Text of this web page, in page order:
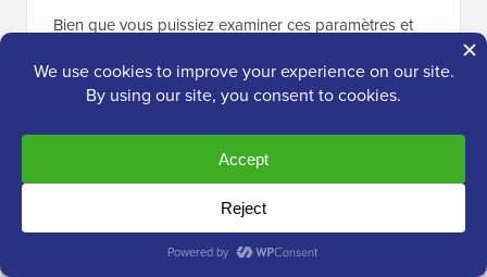
Bien que vous puissiez examiner ces paramètres et
fonctionneront pour la plupart des utilisateurs.
Ensuite, passons à l'onglet 'Affichage' et activons
l'option 'Affichage du pied de page de l'article'. En
pour les articles sur le point d'expirer.